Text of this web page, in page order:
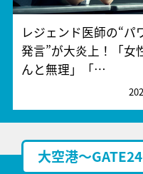
レジェンド医師の“パ
発言”が大炎上！「女
んと無理」「…
大空港～